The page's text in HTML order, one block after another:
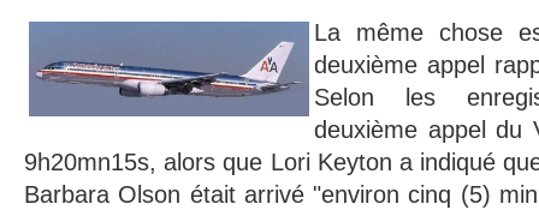
La même chose
deuxième appel
Selon les
deuxième appel du
9h20mn15s, alors que Lori Keyton a indiqué
Barbara Olson était arrivé "environ cinq (5)